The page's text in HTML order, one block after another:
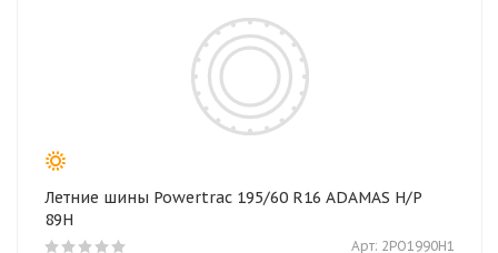
Летние шины Powertrac 195/60 R16 ADAMAS H/P
89H
Арт: 2PO1990H1